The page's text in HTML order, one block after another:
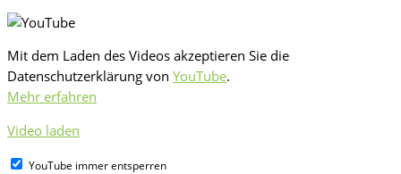
Mit dem Laden des Videos akzeptieren Sie die
Datenschutzerklärung von YouTube.
Mehr erfahren
Video laden
YouTube immer entsperren